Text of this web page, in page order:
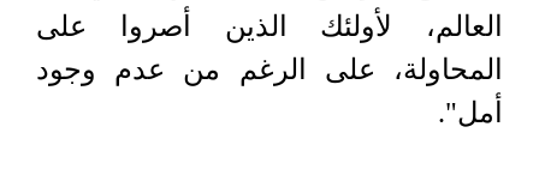
العالم، لأولئك الذين أصروا على
المحاولة، على الرغم من عدم وجود
أمل".